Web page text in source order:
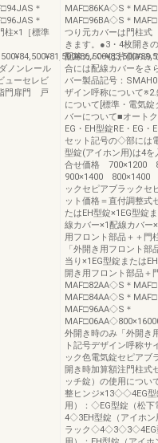
＊
＊
柱×1［標準
ノンレール
ューセレビ
門扉門 戸
MAF□86KA◇S＊
MAF□96BA◇S＊
つり元カバーは門柱式
きます。●3・4枚開き
配線カバーは片側のみ
合には配線カバーをさ
バー製品記号：
ザイン呼称について
について[標準・電気
バーについて■オート
EG・EH型錠RE・EG・
セット記号の◇部には
型錠(アイホン用)は4を
合せ価格 700×1200
900×1400 800×1400
ックセピアブラックセ
ット価格＝直付調整式
たはEH型錠×1EG型錠
線カバー×1配線カバー
用フロント部品＋＋門
「外開き用フロント
当り×1EG型錠または
開き用フロント部品＋
MAF□82AA◇S＊
MAF□84AA◇S＊
MAF□96AA◇S＊
外開き時のみ「外開き
ト記号デザイン呼称
ック色電気錠セピアブ
開き時加算額注門柱式
ッチ錠）の使用につい
整ヒンジ×13◇◇4EG型
用）：◇EG型錠（松下
4◇3EH型錠（アイホン
ラック◇4◇3◇3◇4EG